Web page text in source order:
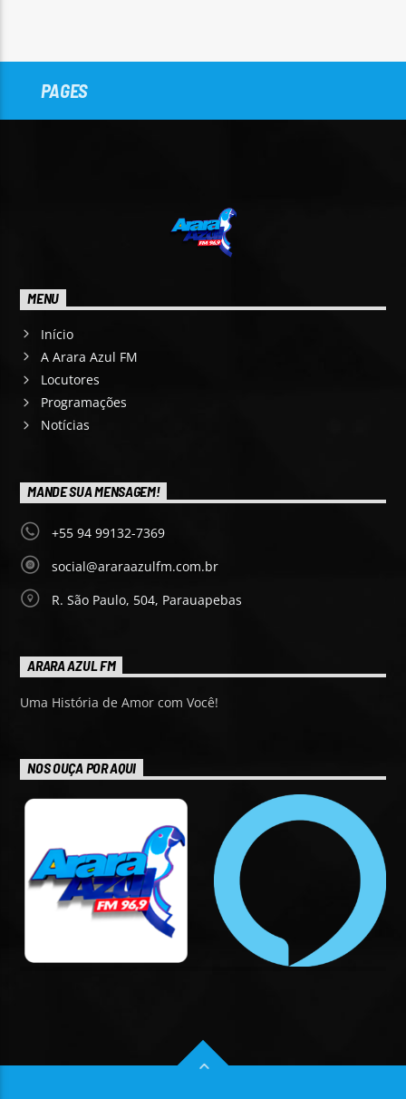
PAGES
MENU
Início
A Arara Azul FM
Locutores
Programações
Notícias
MANDE SUA MENSAGEM!
+55 94 99132-7369
social@araraazulfm.com.br
R. São Paulo, 504, Parauapebas
ARARA AZUL FM
Uma História de Amor com Você!
NOS OUÇA POR AQUI